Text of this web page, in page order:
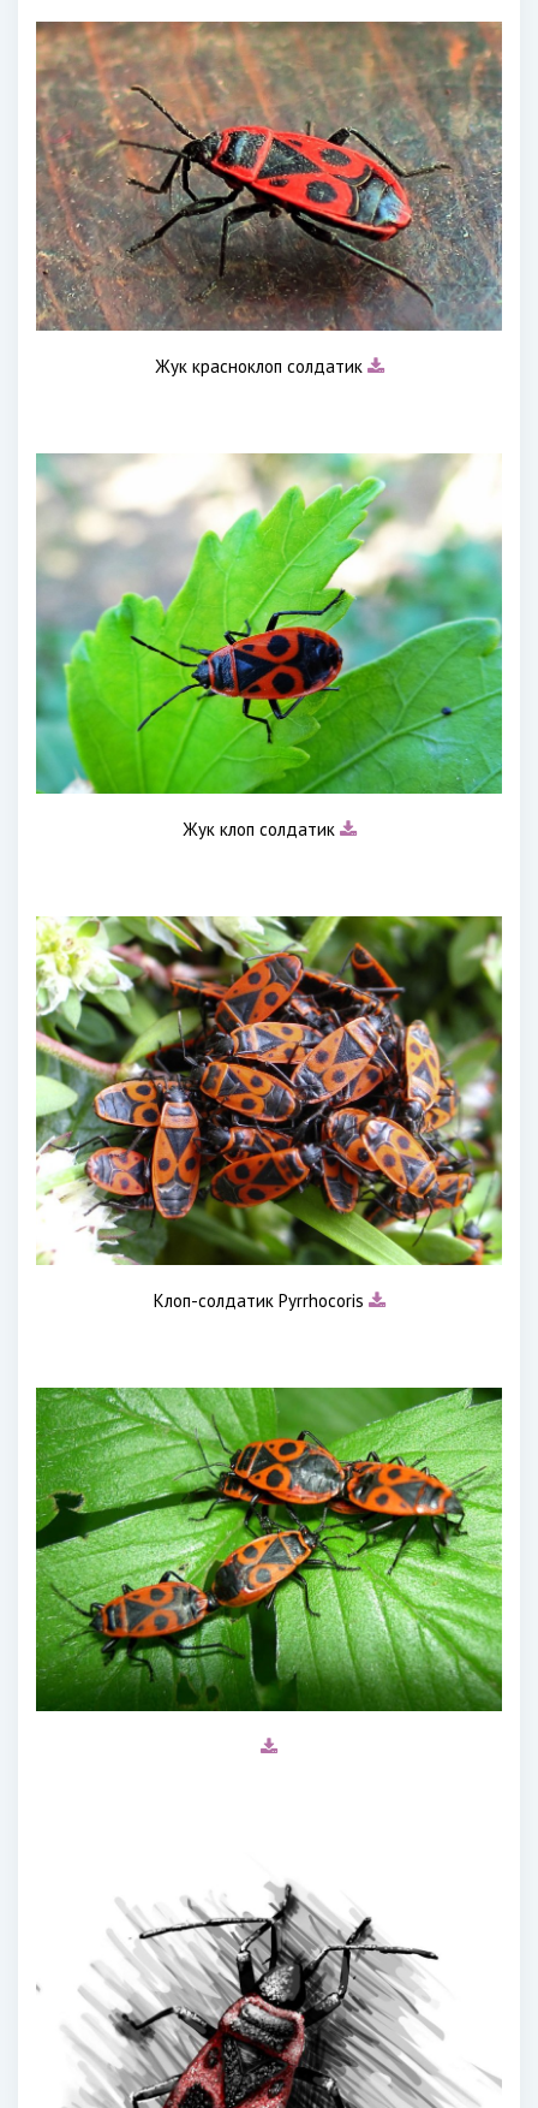
Жук красноклоп солдатик
Жук клоп солдатик
Клоп-солдатик Pyrrhocoris